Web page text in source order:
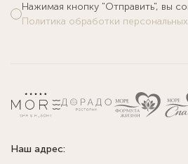
Нажимая кнопку "Отправить", вы
Политика обработки
Наш адрес: